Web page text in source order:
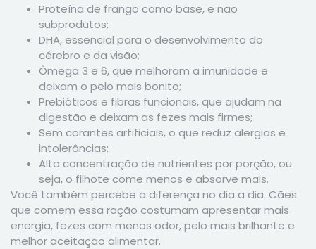
Proteína de frango como base, e não
subprodutos;
DHA, essencial para o desenvolvimento do
cérebro e da visão;
Ômega 3 e 6, que melhoram a imunidade e
deixam o pelo mais bonito;
Prebióticos e fibras funcionais, que ajudam na
digestão e deixam as fezes mais firmes;
Sem corantes artificiais, o que reduz alergias e
intolerâncias;
Alta concentração de nutrientes por porção, ou
seja, o filhote come menos e absorve mais.
Você também percebe a diferença no dia a dia. Cães
que comem essa ração costumam apresentar mais
energia, fezes com menos odor, pelo mais brilhante e
melhor aceitação alimentar.